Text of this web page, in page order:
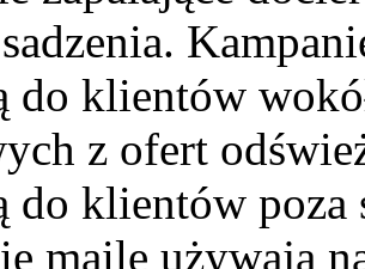
do klientów
z ofert
do klientów poza
maile używają